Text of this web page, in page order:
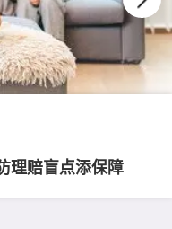
理赔盲点添保障